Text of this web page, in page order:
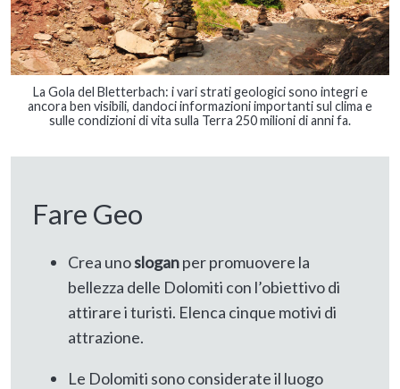
La Gola del Bletterbach: i vari strati geologici sono integri e
ancora ben visibili, dandoci informazioni importanti sul clima e
sulle condizioni di vita sulla Terra 250 milioni di anni fa.
Fare Geo
Crea unosloganper promuovere la
bellezza delle Dolomiti con l’obiettivo di
attirare i turisti. Elenca cinque motivi di
attrazione.
Le Dolomiti sono considerate il luogo